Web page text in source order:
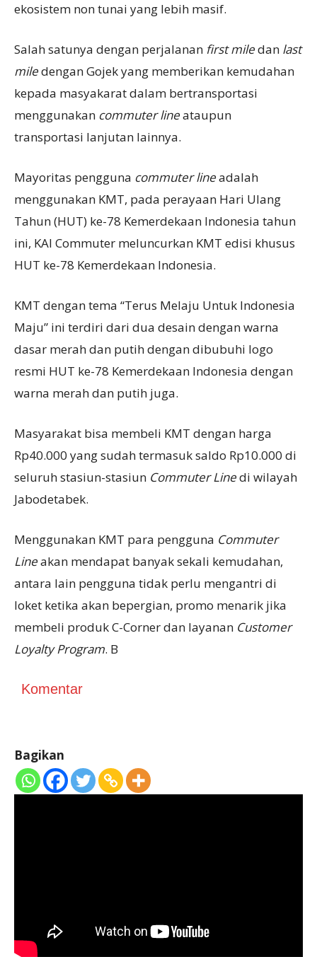
ekosistem non tunai yang lebih masif.
Salah satunya dengan perjalanan first miledan last
miledengan Gojek yang memberikan kemudahan
kepada masyakarat dalam bertransportasi
menggunakan commuter lineataupun
transportasi lanjutan lainnya.
Mayoritas pengguna commuter lineadalah
menggunakan KMT, pada perayaan Hari Ulang
Tahun (HUT) ke-78 Kemerdekaan Indonesia tahun
ini, KAI Commuter meluncurkan KMT edisi khusus
HUT ke-78 Kemerdekaan Indonesia.
KMT dengan tema “Terus Melaju Untuk Indonesia
Maju” ini terdiri dari dua desain dengan warna
dasar merah dan putih dengan dibubuhi logo
resmi HUT ke-78 Kemerdekaan Indonesia dengan
warna merah dan putih juga.
Masyarakat bisa membeli KMT dengan harga
Rp40.000 yang sudah termasuk saldo Rp10.000 di
seluruh stasiun-stasiun Commuter Linedi wilayah
Jabodetabek.
Menggunakan KMT para pengguna Commuter
Lineakan mendapat banyak sekali kemudahan,
antara lain pengguna tidak perlu mengantri di
loket ketika akan bepergian, promo menarik jika
membeli produk C-Corner dan layanan Customer
Loyalty Program. B
Komentar
Bagikan